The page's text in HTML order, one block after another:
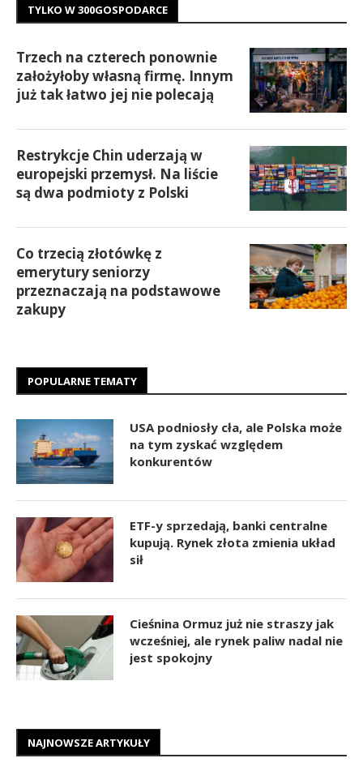
TYLKO W 300GOSPODARCE
Trzech na czterech ponownie
założyłoby własną firmę. Innym
już tak łatwo jej nie polecają
Restrykcje Chin uderzają w
europejski przemysł. Na liście
są dwa podmioty z Polski
Co trzecią złotówkę z
emerytury seniorzy
przeznaczają na podstawowe
zakupy
POPULARNE TEMATY
USA podniosły cła, ale Polska może
na tym zyskać względem
konkurentów
ETF-y sprzedają, banki centralne
kupują. Rynek złota zmienia układ
sił
Cieśnina Ormuz już nie straszy jak
wcześniej, ale rynek paliw nadal nie
jest spokojny
NAJNOWSZE ARTYKUŁY